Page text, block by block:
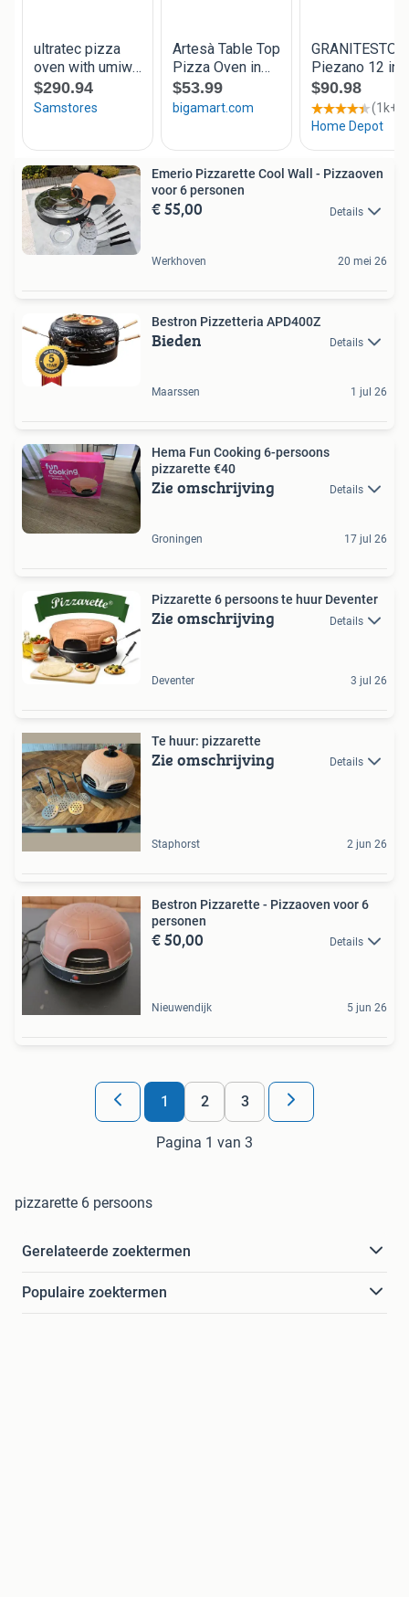
Emerio Pizzarette Cool Wall - Pizzaoven
voor 6 personen
€ 55,00 Details
Werkhoven 20 mei 26
Bestron Pizzetteria APD400Z
Bieden Details
Maarssen 1 jul 26
Hema Fun Cooking 6-persoons
pizzarette €40
Zie omschrijving Details
Groningen 17 jul 26
Pizzarette 6 persoons te huur Deventer
Zie omschrijving Details
Deventer 3 jul 26
Te huur: pizzarette
Zie omschrijving Details
Staphorst 2 jun 26
Bestron Pizzarette - Pizzaoven voor 6
personen
€ 50,00 Details
Nieuwendijk 5 jun 26
1 2 3
Pagina 1 van 3
pizzarette 6 persoons
Gerelateerde zoektermen
Populaire zoektermen